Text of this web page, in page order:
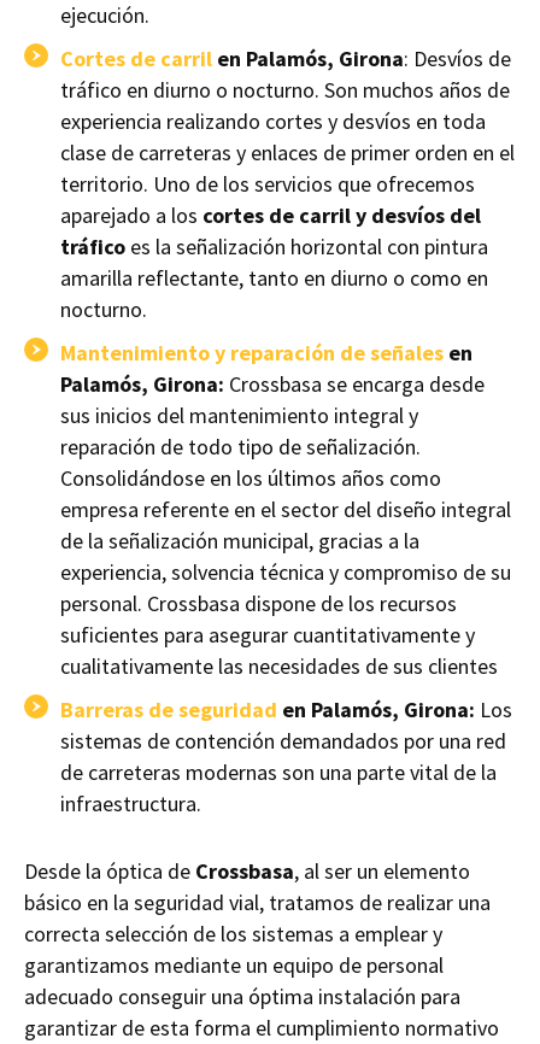
ejecución.
Cortes de carril en Palamós, Girona: Desvíos de
tráfico en diurno o nocturno. Son muchos años de
experiencia realizando cortes y desvíos en toda
clase de carreteras y enlaces de primer orden en el
territorio. Uno de los servicios que ofrecemos
aparejado a los cortes de carril y desvíos del
tráfico es la señalización horizontal con pintura
amarilla reflectante, tanto en diurno o como en
nocturno.
Mantenimiento y reparación de señales en
Palamós, Girona: Crossbasa se encarga desde
sus inicios del mantenimiento integral y
reparación de todo tipo de señalización.
Consolidándose en los últimos años como
empresa referente en el sector del diseño integral
de la señalización municipal, gracias a la
experiencia, solvencia técnica y compromiso de su
personal. Crossbasa dispone de los recursos
suficientes para asegurar cuantitativamente y
cualitativamente las necesidades de sus clientes
Barreras de seguridad en Palamós, Girona: Los
sistemas de contención demandados por una red
de carreteras modernas son una parte vital de la
infraestructura.
Desde la óptica de Crossbasa, al ser un elemento
básico en la seguridad vial, tratamos de realizar una
correcta selección de los sistemas a emplear y
garantizamos mediante un equipo de personal
adecuado conseguir una óptima instalación para
garantizar de esta forma el cumplimiento normativo